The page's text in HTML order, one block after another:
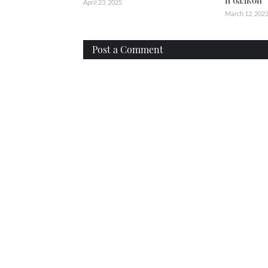
April 23, 2025
March 12, 2023
Post a Comment